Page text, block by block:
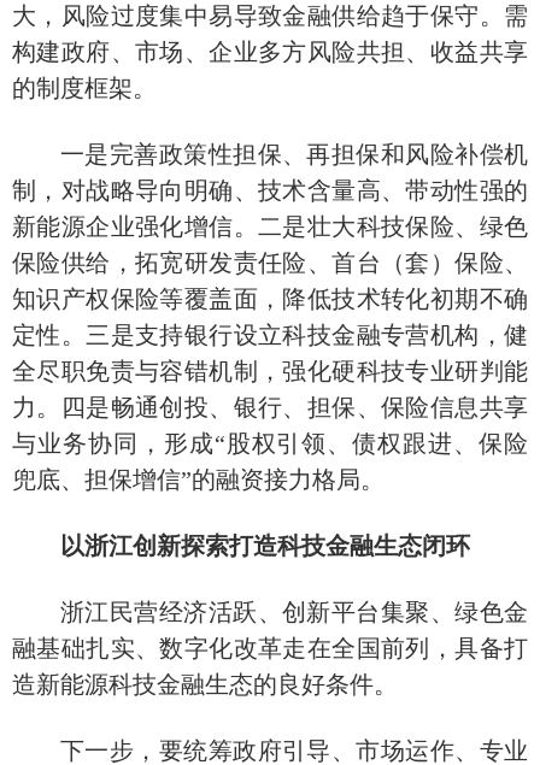
大，风险过度集中易导致金融供给趋于保守。需
构建政府、市场、企业多方风险共担、收益共享
的制度框架。
一是完善政策性担保、再担保和风险补偿机
制，对战略导向明确、技术含量高、带动性强的
新能源企业强化增信。二是壮大科技保险、绿色
保险供给，拓宽研发责任险、首台（套）保险、
知识产权保险等覆盖面，降低技术转化初期不确
定性。三是支持银行设立科技金融专营机构，健
全尽职免责与容错机制，强化硬科技专业研判能
力。四是畅通创投、银行、担保、保险信息共享
与业务协同，形成“股权引领、债权跟进、保险
兜底、担保增信”的融资接力格局。
以浙江创新探索打造科技金融生态闭环
浙江民营经济活跃、创新平台集聚、绿色金
融基础扎实、数字化改革走在全国前列，具备打
造新能源科技金融生态的良好条件。
下一步，要统筹政府引导、市场运作、专业